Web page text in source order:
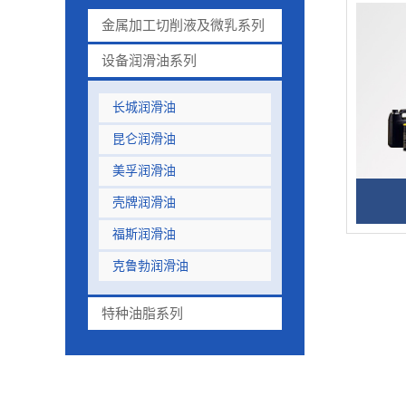
金属加工切削液及微乳系列
设备润滑油系列
长城润滑油
昆仑润滑油
美孚润滑油
壳牌润滑油
福斯润滑油
克鲁勃润滑油
特种油脂系列